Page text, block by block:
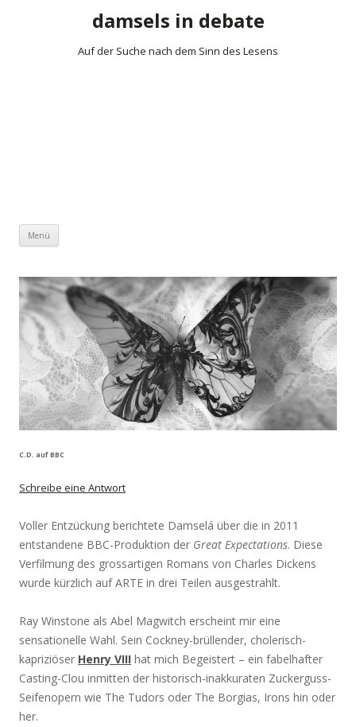
damsels in debate
Auf der Suche nach dem Sinn des Lesens
Menü
C.D. auf BBC
Schreibe eine Antwort
Voller Entzückung berichtete Damselá über die in 2011
entstandene BBC-Produktion der Great Expectations. Diese
Verfilmung des grossartigen Romans von Charles Dickens
wurde kürzlich auf ARTE in drei Teilen ausgestrahlt.
Ray Winstone als Abel Magwitch erscheint mir eine
sensationelle Wahl. Sein Cockney-brüllender, cholerisch-
kapriziöser Henry VIII hat mich Begeistert – ein fabelhafter
Casting-Clou inmitten der historisch-inakkuraten Zuckerguss-
Seifenopern wie The Tudors oder The Borgias, Irons hin oder
her.